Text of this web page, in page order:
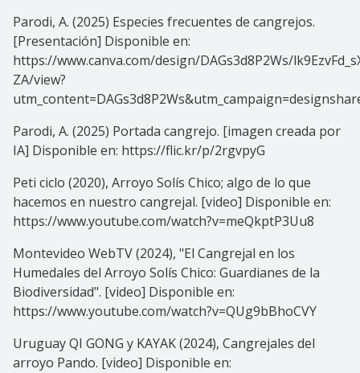
Parodi, A. (2025) Especies frecuentes de cangrejos.
[Presentación] Disponible en:
https://www.canva.com/design/DAGs3d8P2Ws/
ZA/view?
Parodi, A. (2025) Portada cangrejo. [imagen creada por
IA] Disponible en: https://flic.kr/p/2rgvpyG
Peti ciclo (2020), Arroyo Solís Chico; algo de lo que
hacemos en nuestro cangrejal. [video] Disponible en:
https://www.youtube.com/watch?v=meQkptP3Uu8
Montevideo WebTV (2024), "El Cangrejal en los
Humedales del Arroyo Solís Chico: Guardianes de la
Biodiversidad". [video] Disponible en:
https://www.youtube.com/watch?v=QUg9bBhoCVY
Uruguay QI GONG y KAYAK (2024), Cangrejales del
arroyo Pando. [video] Disponible en: